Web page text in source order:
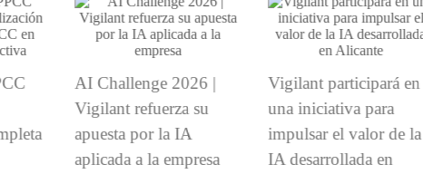
AI Challenge 2026 |
Vigilant refuerza su
apuesta por la IA
aplicada a la empresa
Vigilant participará en
una iniciativa para
impulsar el valor de la
IA desarrollada en